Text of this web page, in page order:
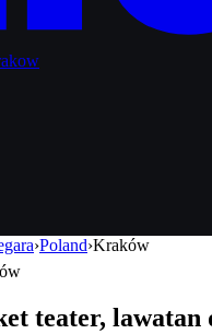
›Poland›Kraków
teater,